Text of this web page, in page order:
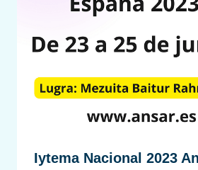
Iytema Nacional 2023